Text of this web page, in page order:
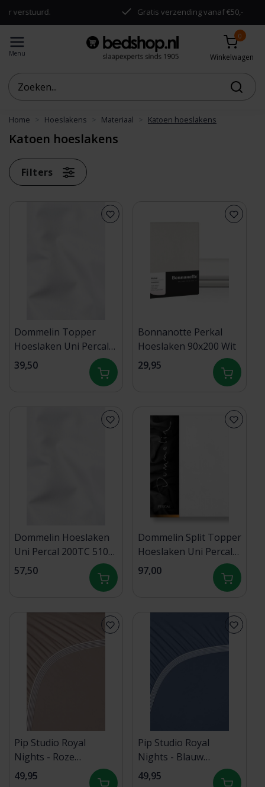
Gratis verzending vanaf €50,-
Menu
0
Winkelwagen
Home Hoeslakens Materiaal Katoen hoeslakens
Katoen hoeslakens
Filters
Dommelin Topper
Hoeslaken Uni Percal
200TC 510 Wit
39,50
Bonnanotte Perkal
Hoeslaken 90x200 Wit
29,95
Dommelin Hoeslaken
Uni Percal 200TC 510
Wit 140x200/30
57,50
Dommelin Split Topper
Hoeslaken Uni Percal
200TC 510 Wit
97,00
Pip Studio Royal
Nights - Roze
100x200/210/220 cm
49,95
Pip Studio Royal
Nights - Blauw
100x200/210/220 cm
49,95